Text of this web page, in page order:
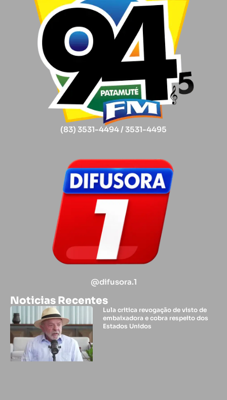
(83) 3531-4494 / 3531-4495
@difusora.1
Noticias Recentes
Lula critica revogação de visto de
embaixadora e cobra respeito dos
Estados Unidos